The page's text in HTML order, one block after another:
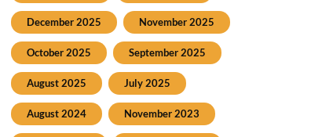
December 2025 November 2025
October 2025 September 2025
August 2025 July 2025
August 2024 November 2023